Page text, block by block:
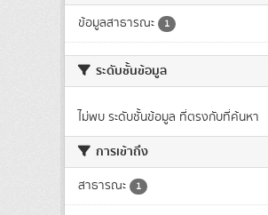
ข้อมูลสาธารณะ 1
ระดับชั้นข้อมูล
ไม่พบ ระดับชั้นข้อมูล ที่ตรงกับที่ค้นหา
การเข้าถึง
สาธารณะ 1